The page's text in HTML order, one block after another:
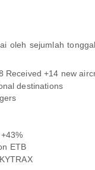
oleh sejumlah
Received +14 new
destinations
ETB